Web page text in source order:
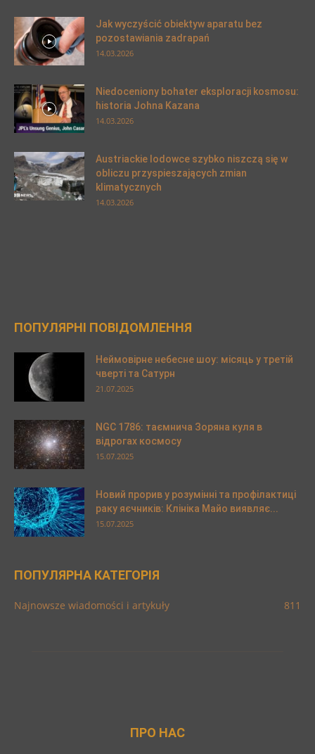
Jak wyczyścić obiektyw aparatu bez
pozostawiania zadrapań
14.03.2026
Niedoceniony bohater eksploracji kosmosu:
historia Johna Kazana
14.03.2026
Austriackie lodowce szybko niszczą się w
obliczu przyspieszających zmian
klimatycznych
14.03.2026
ПОПУЛЯРНІ ПОВІДОМЛЕННЯ
Неймовірне небесне шоу: місяць у третій
чверті та Сатурн
21.07.2025
NGC 1786: таємнича Зоряна куля в
відрогах космосу
15.07.2025
Новий прорив у розумінні та профілактиці
раку яєчників: Клініка Майо виявляє...
15.07.2025
ПОПУЛЯРНА КАТЕГОРІЯ
Najnowsze wiadomości i artykuły 811
ПРО НАС